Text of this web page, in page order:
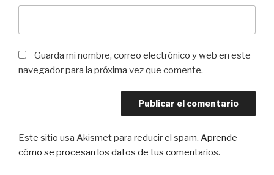
Guarda mi nombre, correo electrónico y web en este
navegador para la próxima vez que comente.
Este sitio usa Akismet para reducir el spam. Aprende
cómo se procesan los datos de tus comentarios.